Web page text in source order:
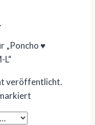
„Poncho ♥
L“
veröffentlicht.